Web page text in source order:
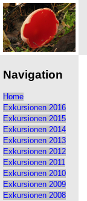
Navigation
Home
Exkursionen 2016
Exkursionen 2015
Exkursionen 2014
Exkursionen 2013
Exkursionen 2012
Exkursionen 2011
Exkursionen 2010
Exkursionen 2009
Exkursionen 2008